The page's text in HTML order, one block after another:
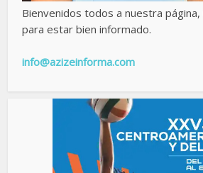
Bienvenidos todos a nuestra página,
para estar bien informado.
info@azizeinforma.com